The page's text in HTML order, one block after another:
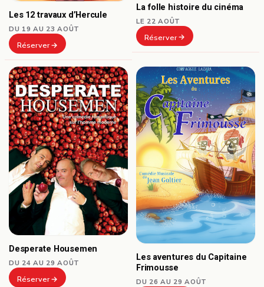
Les 12 travaux d’Hercule
DU 19 AU 23 AOÛT
Réserver
La folle histoire du cinéma
LE 22 AOÛT
Réserver
Desperate Housemen
DU 24 AU 29 AOÛT
Réserver
Les aventures du Capitaine
Frimousse
DU 26 AU 29 AOÛT